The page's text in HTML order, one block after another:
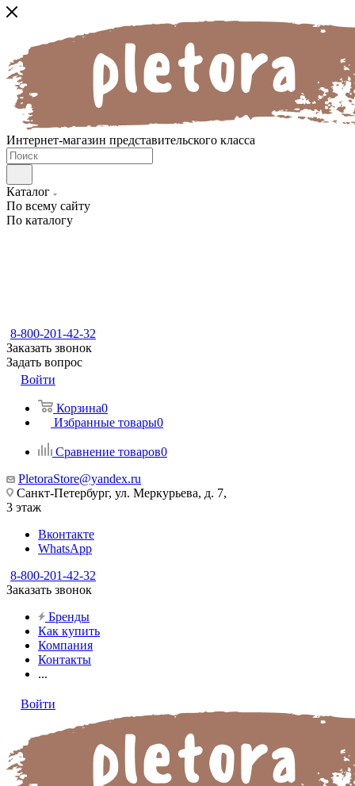
Интернет-магазин представительского класса
Каталог
По всему сайту
По каталогу
8-800-201-42-32
Заказать звонок
Задать вопрос
Войти
Корзина0
Избранные товары0
Сравнение товаров0
PletoraStore@yandex.ru
Санкт-Петербург, ул. Меркурьева, д. 7,
3 этаж
Вконтакте
WhatsApp
8-800-201-42-32
Заказать звонок
Бренды
Как купить
Компания
Контакты
...
Войти